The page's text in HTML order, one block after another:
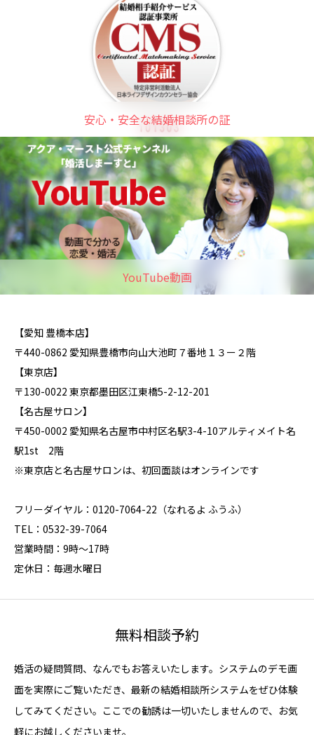
安心・安全な結婚相談所の証
YouTube動画
【愛知 豊橋本店】
〒440-0862 愛知県豊橋市向山大池町７番地１３ー２階
【東京店】
〒130-0022 東京都墨田区江東橋5-2-12-201
【名古屋サロン】
〒450-0002 愛知県名古屋市中村区名駅3-4-10アルティメイト名
駅1st 2階
※東京店と名古屋サロンは、初回面談はオンラインです
フリーダイヤル：0120-7064-22（なれるよ ふうふ）
TEL：0532-39-7064
営業時間：9時～17時
定休日：毎週水曜日
無料相談予約
婚活の疑問質問、なんでもお答えいたします。システムのデモ画
面を実際にご覧いただき、最新の結婚相談所システムをぜひ体験
してみてください。ここでの勧誘は一切いたしませんので、お気
軽にお越しくださいませ。